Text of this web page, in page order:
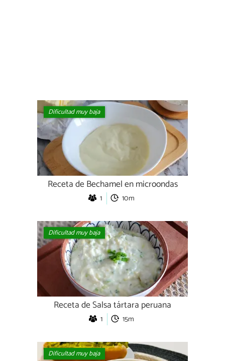
Dificultad muy baja
Receta de Bechamel en microondas
1 10m
Dificultad muy baja
Receta de Salsa tártara peruana
1 15m
Dificultad muy baja